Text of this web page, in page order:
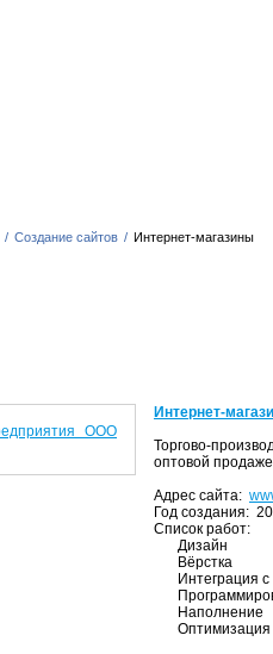
/ Создание сайтов / Интернет-магазины
Интернет-
Торгово-
оптовой
Адрес сайта:
Год создания:
Список работ:
Дизайн
Вёрстка
Интеграция
Наполнение
Оптимизация